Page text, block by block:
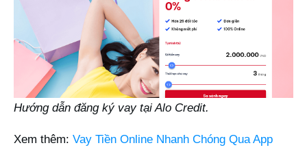
Hướng dẫn đăng ký vay tại Alo Credit.
Xem thêm: Vay Tiền Online Nhanh Chóng Qua App